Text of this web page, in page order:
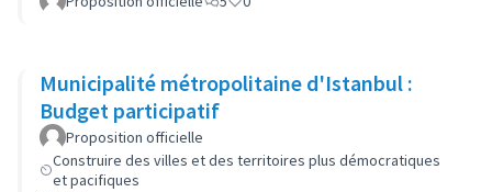
Municipalité métropolitaine d'Istanbul :
Budget participatif
Proposition officielle
Construire des villes et des territoires plus démocratiques
et pacifiques